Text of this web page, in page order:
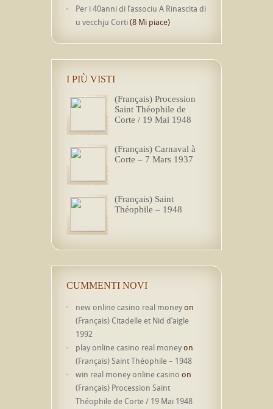
Per i 40anni di l’associu A Rinascita di
u vecchju Corti(8 Mi piace)
I PIÙ VISTI
(Français) Procession
Saint Théophile de
Corte / 19 Mai 1948
(Français) Carnaval à
Corte – 7 Mars 1937
(Français) Saint
Théophile – 1948
CUMMENTI NOVI
new online casino real moneyon
(Français) Citadelle et Nid d’aigle
1992
play online casino real moneyon
(Français) Saint Théophile – 1948
win real money online casino on
(Français) Procession Saint
Théophile de Corte / 19 Mai 1948